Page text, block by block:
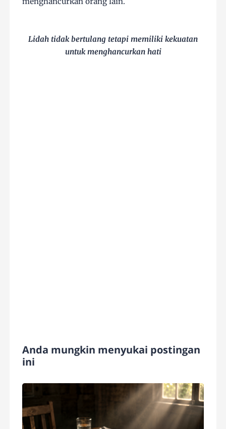
Lidah tidak bertulang tetapi memiliki kekuatan
untuk menghancurkan hati
Anda mungkin menyukai postingan
ini